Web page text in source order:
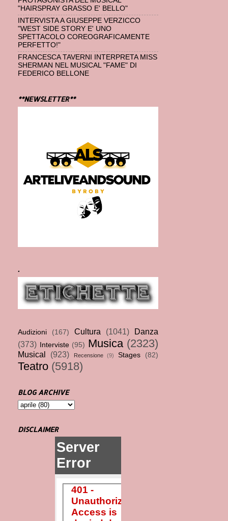
"HAIRSPRAY GRASSO E' BELLO"
INTERVISTA A GIUSEPPE VERZICCO
"WEST SIDE STORY E' UNO
SPETTACOLO COREOGRAFICAMENTE
PERFETTO!"
FRANCESCA TAVERNI INTERPRETA MISS
SHERMAN NEL MUSICAL "FAME" DI
FEDERICO BELLONE
**NEWSLETTER**
.
Audizioni (167) Cultura (1041)
Danza
(373)
Interviste (95) Musica (2323)
Musical (923) Recensione (9) Stages (82)
Teatro (5918)
BLOG ARCHIVE
DISCLAIMER